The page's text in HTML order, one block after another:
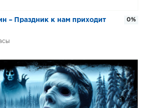
– Праздник к нам приходит 0%